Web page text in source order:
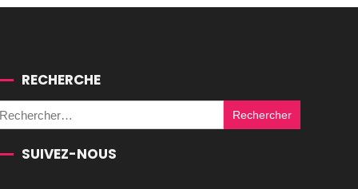
RECHERCHE
Rechercher :
SUIVEZ-NOUS